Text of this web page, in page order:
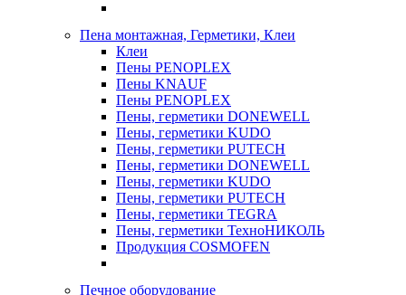
Пена монтажная, Герметики, Клеи
Клеи
Пены PENOPLEX
Пены KNAUF
Пены PENOPLEX
Пены, герметики DONEWELL
Пены, герметики KUDO
Пены, герметики PUTECH
Пены, герметики DONEWELL
Пены, герметики KUDO
Пены, герметики PUTECH
Пены, герметики TEGRA
Пены, герметики ТехноНИКОЛЬ
Продукция COSMOFEN
Печное оборудование